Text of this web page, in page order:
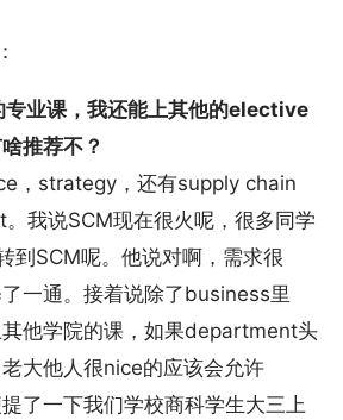
专业课，我还能上其他的elective
推荐不？
，strategy，还有supply chain
我说SCM现在很火呢，很多同学
到SCM呢。他说对啊，需求很
一通。接着说除了business里
他学院的课，如果department头
大他人很nice的应该会允许
了一下我们学校商科学生大三上